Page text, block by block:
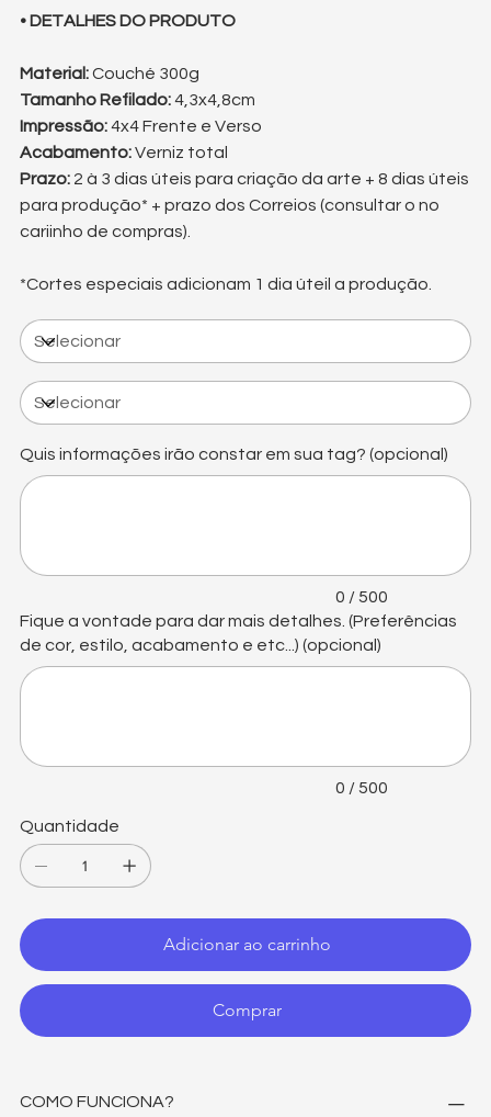
• DETALHES DO PRODUTO
Material:Couché 300g
Tamanho Refilado:4,3x4,8cm
Impressão:4x4Frente e Verso
Acabamento:Verniz total
Prazo:2 à 3 dias úteis para criação da arte + 8 dias úteis
para produção* + prazo dos Correios (consultar o no
cariinho de compras).
*Cortes especiais adicionam 1 dia úteil a produção.
Quis informações irão constar em sua tag? (opcional)
500
caracteres.
0 / 500
Fique a vontade para dar mais detalhes. (Preferências
de cor, estilo, acabamento e etc...) (opcional)
500
caracteres.
0 / 500
Quantidade
Adicionar ao carrinho
Comprar
COMO FUNCIONA?